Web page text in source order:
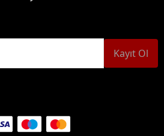
Kayıt Ol